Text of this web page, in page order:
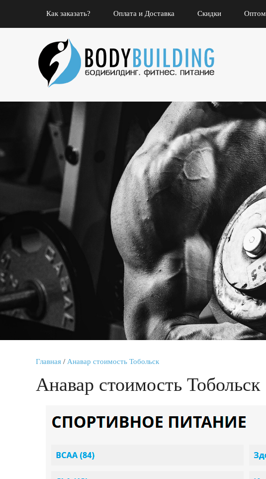
Как заказать? Оплата и Доставка Скидки Оптом
Главная / Анавар стоимость Тобольск
Анавар стоимость Тобольск